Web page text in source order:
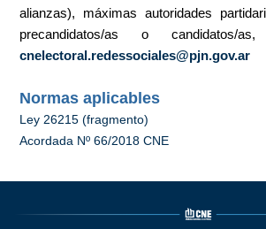
alianzas), máximas autoridades
precandidatos/as o candidatos/
cnelectoral.redessociales@pjn.gov.ar
Normas aplicables
Ley 26215 (fragmento)
Acordada Nº 66/2018 CNE